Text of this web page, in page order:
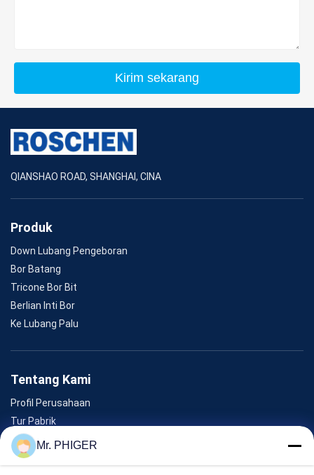
Kirim sekarang
QIANSHAO ROAD, SHANGHAI, CINA
Produk
Down Lubang Pengeboran
Bor Batang
Tricone Bor Bit
Berlian Inti Bor
Ke Lubang Palu
Tentang Kami
Profil Perusahaan
Tur Pabrik
Kontrol Kualitas
Sitemap
Mr. PHIGER